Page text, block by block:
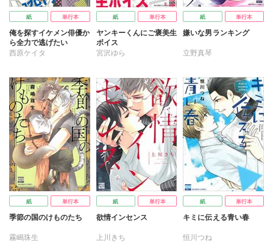
紙 単行本
俺を探すイケメン俳優か
ら全力で逃げたい
西原ケイタ
紙 単行本
ヤンキーくんにご褒美生
ボイス
宮沢ゆら
紙 単行本
嫌いな男ランキング
立野真琴
紙 単行本
季節の国のけものたち
霧嶋珠生
紙 単行本
欲情インセンス
上川きち
紙 単行本
キミに伝える青い春
恒川つね